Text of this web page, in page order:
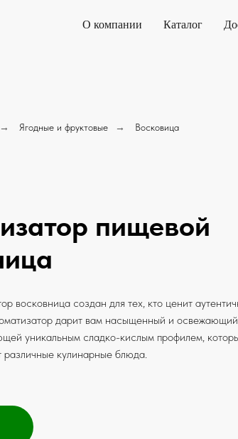
О компании Каталог
→ Ягодные и фруктовые → Восковица
пищевой
восковница создан для тех, кто ценит
дарит вам насыщенный и
уникальным сладко-кислым профилем,
различные кулинарные блюда.